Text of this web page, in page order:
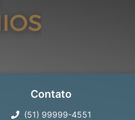
Contato
(51) 99999-4551